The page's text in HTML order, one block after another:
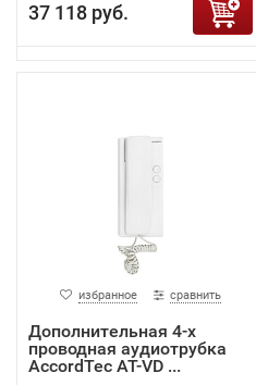
37 118 руб.
избранное сравнить
Дополнительная 4-х
проводная аудиотрубка
AccordTec AT-VD ...